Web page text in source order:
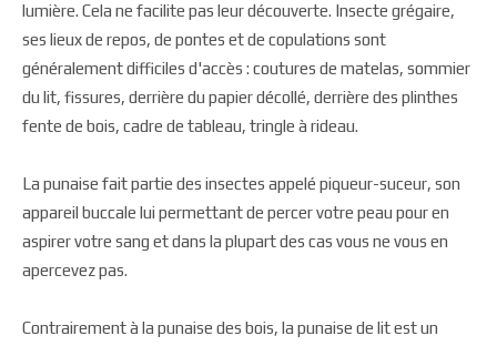
lumière. Cela ne facilite pas leur découverte. Insecte grégaire,
ses lieux de repos, de pontes et de copulations sont
généralement difficiles d'accès : coutures de matelas, sommier
du lit, fissures, derrière du papier décollé, derrière des plinthes
fente de bois, cadre de tableau, tringle à rideau.
La punaise fait partie des insectes appelé piqueur-suceur, son
appareil buccale lui permettant de percer votre peau pour en
aspirer votre sang et dans la plupart des cas vous ne vous en
apercevez pas.
Contrairement à la punaise des bois, la punaise de lit est un